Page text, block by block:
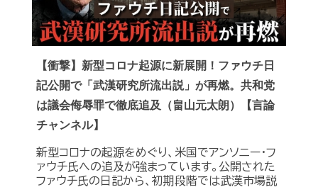
【衝撃】新型コロナ起源に新展開！ファウチ日
記公開で「武漢研究所流出説」が再燃。共和党
は議会侮辱罪で徹底追及（畠山元太朗）【言論
チャンネル】
新型コロナの起源をめぐり、米国でアンソニー・フ
ァウチ氏への追及が強まっています。公開された
ファウチ氏の日記から、初期段階では武漢市場説